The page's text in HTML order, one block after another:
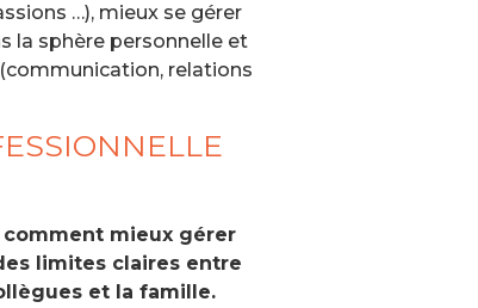
…), mieux se gérer
la sphère personnelle et
relations
comment mieux gérer
limites claires entre
et la famille.